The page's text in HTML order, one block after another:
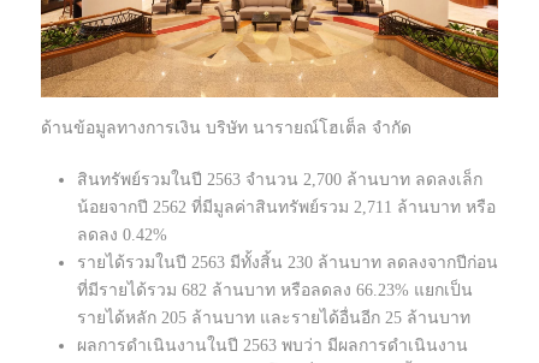
ด้านข้อมูลทางการเงิน บริษัท นารายณ์โฮเต็ล จำกัด
สินทรัพย์รวมในปี 2563 จำนวน 2,700 ล้านบาท ลดลงเล็ก
น้อยจากปี 2562 ที่มีมูลค่าสินทรัพย์รวม 2,711 ล้านบาท หรือ
ลดลง 0.42%
รายได้รวมในปี 2563 มีทั้งสิ้น 230 ล้านบาท ลดลงจากปีก่อน
ที่มีรายได้รวม 682 ล้านบาท หรือลดลง 66.23% แยกเป็น
รายได้หลัก 205 ล้านบาท และรายได้อื่นอีก 25 ล้านบาท
ผลการดำเนินงานในปี 2563 พบว่า มีผลการดำเนินงาน